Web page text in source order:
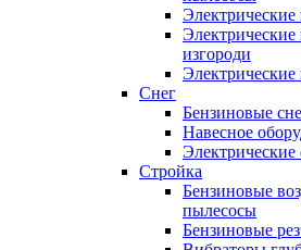
Электрические
изгороди
Снег
Бензиновые
Навесное
Стройка
Бензиновые
пылесосы
Бензиновые